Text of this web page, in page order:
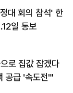
대 회의 참석' 한
일 통보
로 집값 잡겠다
공급 '속도전'"